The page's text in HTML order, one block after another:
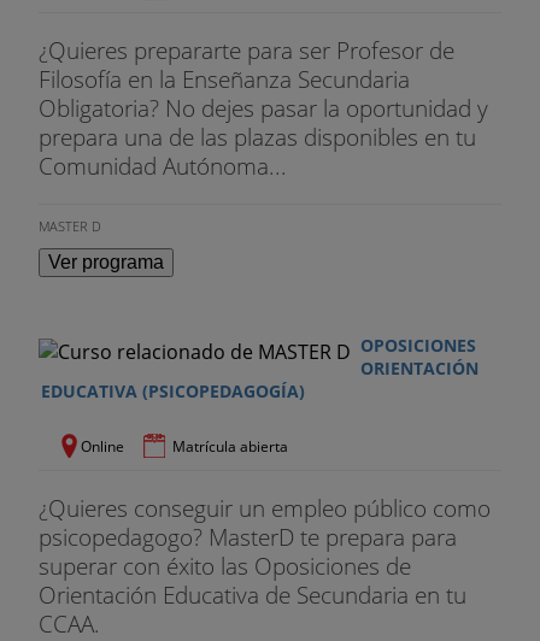
¿Quieres prepararte para ser Profesor de
Filosofía en la Enseñanza Secundaria
Obligatoria? No dejes pasar la oportunidad y
prepara una de las plazas disponibles en tu
Comunidad Autónoma...
MASTER D
Ver programa
OPOSICIONES
ORIENTACIÓN
EDUCATIVA (PSICOPEDAGOGÍA)
Online Matrícula abierta
¿Quieres conseguir un empleo público como
psicopedagogo? MasterD te prepara para
superar con éxito las Oposiciones de
Orientación Educativa de Secundaria en tu
CCAA.